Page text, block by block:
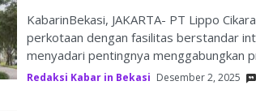
KabarinBekasi, JAKARTA- PT Lippo
perkotaan dengan fasilitas berstandar
menyadari pentingnya menggabungkan
Redaksi Kabar in Bekasi Desember 2, 2025